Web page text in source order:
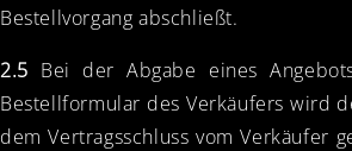
Bestellvorgang abschließt.
2.5 Bei der Abgabe eines
Bestellformular des Verkäufers wird
dem Vertragsschluss vom Verkäufer